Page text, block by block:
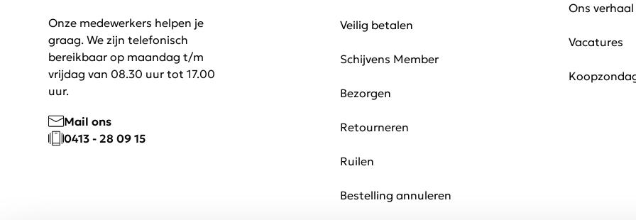
Onze medewerkers helpen je
graag. We zijn telefonisch
bereikbaar op maandag t/m
vrijdag van 08.30 uur tot 17.00
uur.
Mail ons
0413 - 28 09 15
Veilig betalen
Schijvens Member
Bezorgen
Retourneren
Ruilen
Bestelling annuleren
Ons verhaal
Vacatures